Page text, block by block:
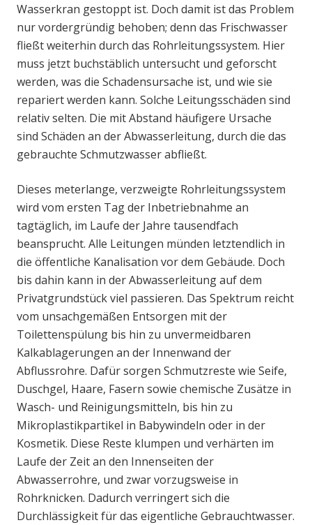
Wasserkran gestoppt ist. Doch damit ist das Problem
nur vordergründig behoben; denn das Frischwasser
fließt weiterhin durch das Rohrleitungssystem. Hier
muss jetzt buchstäblich untersucht und geforscht
werden, was die Schadensursache ist, und wie sie
repariert werden kann. Solche Leitungsschäden sind
relativ selten. Die mit Abstand häufigere Ursache
sind Schäden an der Abwasserleitung, durch die das
gebrauchte Schmutzwasser abfließt.
Dieses meterlange, verzweigte Rohrleitungssystem
wird vom ersten Tag der Inbetriebnahme an
tagtäglich, im Laufe der Jahre tausendfach
beansprucht. Alle Leitungen münden letztendlich in
die öffentliche Kanalisation vor dem Gebäude. Doch
bis dahin kann in der Abwasserleitung auf dem
Privatgrundstück viel passieren. Das Spektrum reicht
vom unsachgemäßen Entsorgen mit der
Toilettenspülung bis hin zu unvermeidbaren
Kalkablagerungen an der Innenwand der
Abflussrohre. Dafür sorgen Schmutzreste wie Seife,
Duschgel, Haare, Fasern sowie chemische Zusätze in
Wasch- und Reinigungsmitteln, bis hin zu
Mikroplastikpartikel in Babywindeln oder in der
Kosmetik. Diese Reste klumpen und verhärten im
Laufe der Zeit an den Innenseiten der
Abwasserrohre, und zwar vorzugsweise in
Rohrknicken. Dadurch verringert sich die
Durchlässigkeit für das eigentliche Gebrauchtwasser.